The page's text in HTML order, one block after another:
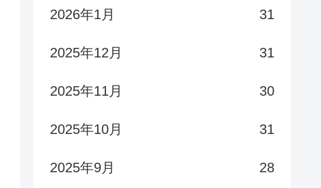
2026年1月 31
2025年12月 31
2025年11月 30
2025年10月 31
2025年9月 28